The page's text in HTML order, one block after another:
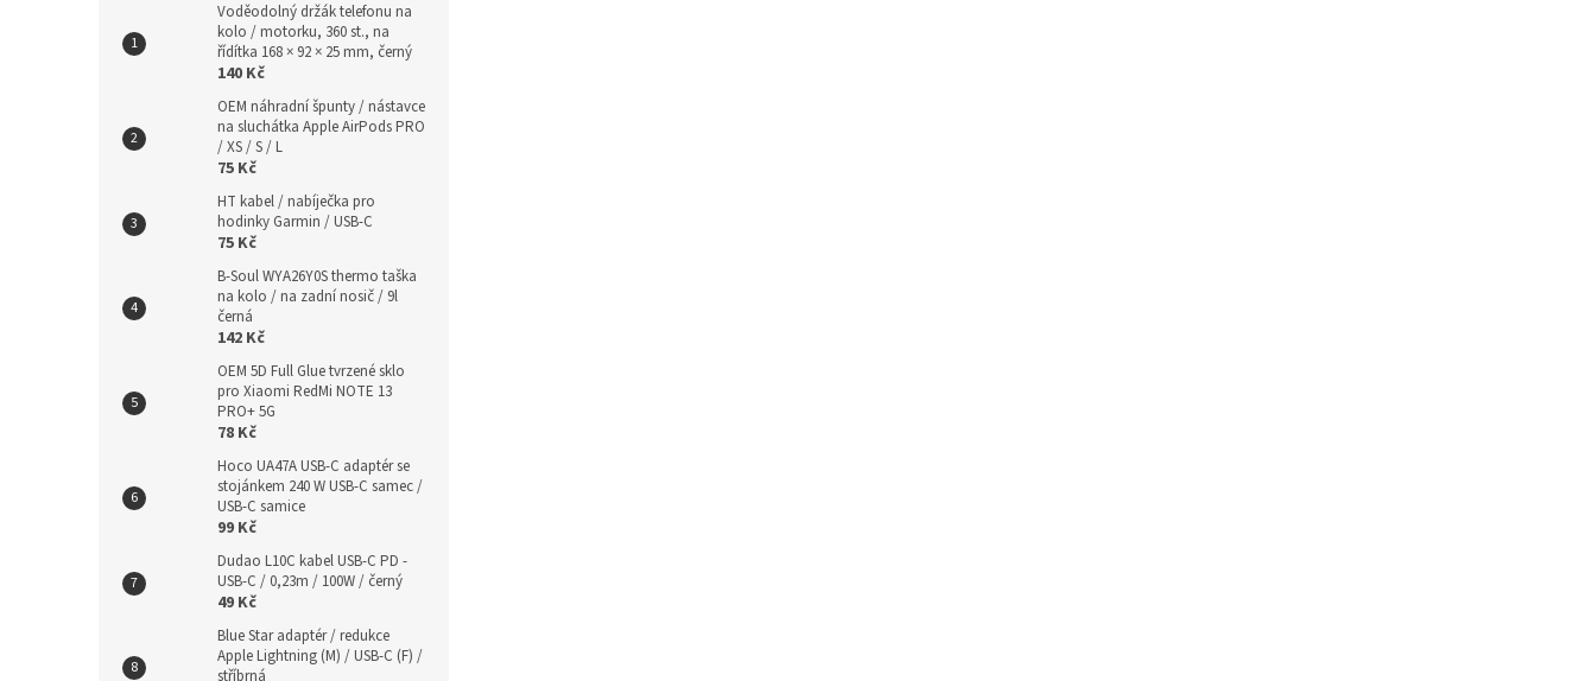
Voděodolný držák telefonu na
kolo / motorku, 360 st., na
řídítka 168 × 92 × 25 mm, černý
140 Kč
OEM náhradní špunty / nástavce
na sluchátka Apple AirPods PRO
/ XS / S / L
75 Kč
HT kabel / nabíječka pro
hodinky Garmin / USB-C
75 Kč
B-Soul WYA26Y0S thermo taška
na kolo / na zadní nosič / 9l
černá
142 Kč
OEM 5D Full Glue tvrzené sklo
pro Xiaomi RedMi NOTE 13
PRO+ 5G
78 Kč
Hoco UA47A USB-C adaptér se
stojánkem 240 W USB-C samec /
USB-C samice
99 Kč
Dudao L10C kabel USB-C PD -
USB-C / 0,23m / 100W / černý
49 Kč
Blue Star adaptér / redukce
Apple Lightning (M) / USB-C (F) /
stříbrná